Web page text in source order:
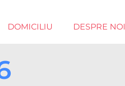
DOMICILIU DESPRE NOI